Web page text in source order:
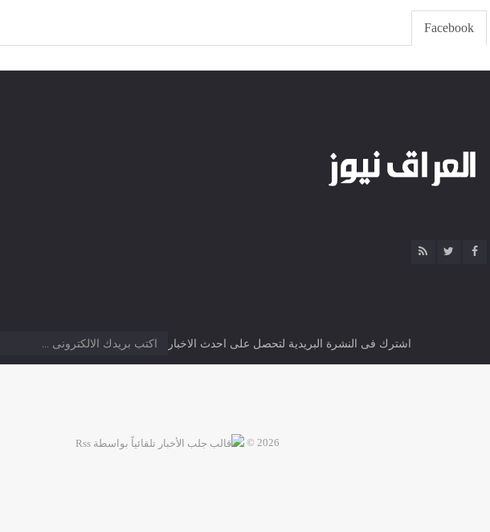
Facebook
اشترك فى النشرة البريدية لتحصل على احدث الاخبار
2026 ©